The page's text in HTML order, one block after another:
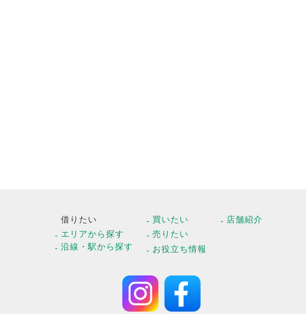
借りたい
エリアから探す
沿線・駅から探す
買いたい
売りたい
お役立ち情報
店舗紹介